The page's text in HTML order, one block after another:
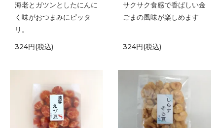
海老とガツンとしたにんに
く味がおつまみにピッタ
リ。
324円(税込)
サクサク食感で香ばしい金
ごまの風味が楽しめます
324円(税込)